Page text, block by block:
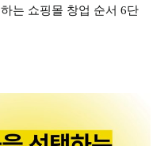
는 쇼핑몰 창업 순서 6단